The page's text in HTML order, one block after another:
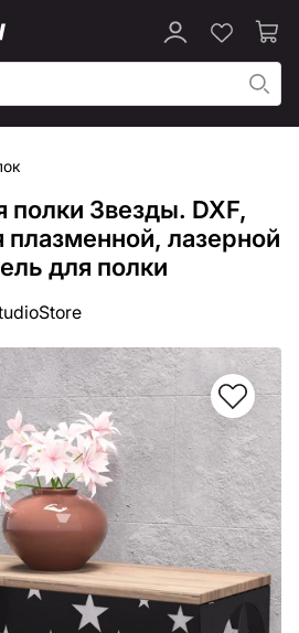
Звезды. DXF,
плазменной, лазерной
для полки